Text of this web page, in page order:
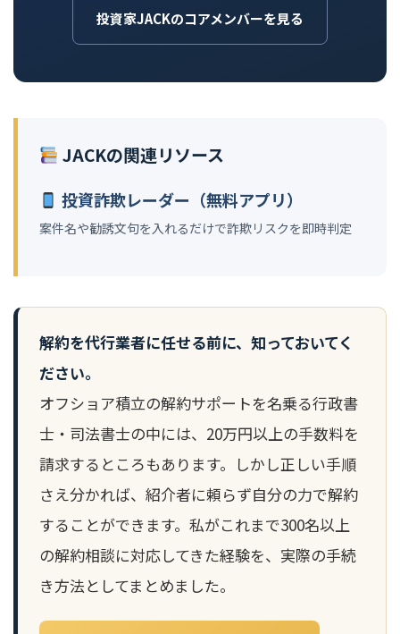
投資家JACKのコアメンバーを見る
JACKの関連リソース
投資詐欺レーダー（無料アプリ）
案件名や勧誘文句を入れるだけで詐欺リスクを即時判定
解約を代行業者に任せる前に、知っておいてく
ださい。
オフショア積立の解約サポートを名乗る行政書
士・司法書士の中には、20万円以上の手数料を
請求するところもあります。しかし正しい手順
さえ分かれば、紹介者に頼らず自分の力で解約
することができます。私がこれまで300名以上
の解約相談に対応してきた経験を、実際の手続
き方法としてまとめました。